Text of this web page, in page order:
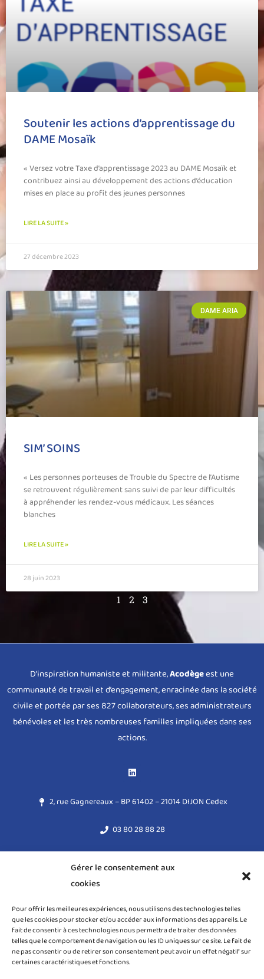
Gérer le consentement aux
cookies
Pour offrir les meilleures expériences, nous utilisons des technologies telles
que les cookies pour stocker et/ou accéder aux informations des appareils. Le
fait de consentir à ces technologies nous permettra de traiter des données
telles que le comportement de navigation ou les ID uniques sur ce site. Le fait de
ne pas consentir ou de retirer son consentement peut avoir un effet négatif sur
certaines caractéristiques et fonctions.
Soutenir les actions d’apprentissage du
DAME Mosaïk
« Versez votre Taxe d’apprentissage 2023 au DAME Mosaïk et
contribuez ainsi au développement des actions d’éducation
mises en place au profit des jeunes personnes
LIRE LA SUITE »
27 décembre 2023
DAME ARIA
SIM’ SOINS
« Les personnes porteuses de Trouble du Spectre de l’Autisme
se retrouvent régulièrement sans suivi de par leur difficultés
à appréhender les rendez-vous médicaux. Les séances
blanches
LIRE LA SUITE »
28 juin 2023
1 2 3
D’inspiration humaniste et militante,Acodègeest une
communauté de travail et d’engagement, enracinée dans la société
civile et portée par ses 827 collaborateurs, ses administrateurs
bénévoles et les très nombreuses familles impliquées dans ses
actions.
2, rue Gagnereaux – BP 61402 – 21014 DIJON Cedex
03 80 28 88 28
Règlement général sur la protection des données (RGPD)
Politique de cookies (UE)